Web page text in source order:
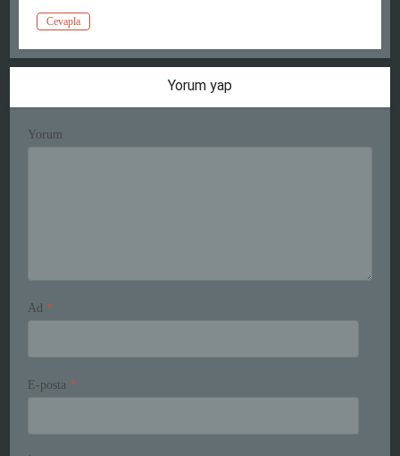
Cevapla
Yorum yap
Yorum
Ad *
E-posta *